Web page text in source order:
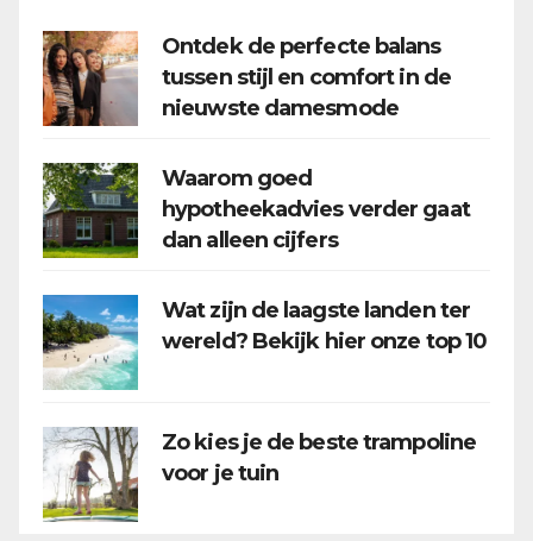
Ontdek de perfecte balans
tussen stijl en comfort in de
nieuwste damesmode
Waarom goed
hypotheekadvies verder gaat
dan alleen cijfers
Wat zijn de laagste landen ter
wereld? Bekijk hier onze top 10
Zo kies je de beste trampoline
voor je tuin